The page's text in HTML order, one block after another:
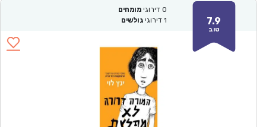
7.9
טוב
0 דירוגי מומחים
1 דירוגי גולשים